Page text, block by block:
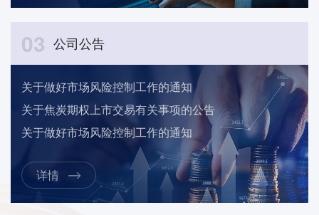
03 公司公告
关于做好市场风险控制工作的通知
关于焦炭期权上市交易有关事项的公告
关于做好市场风险控制工作的通知
详情